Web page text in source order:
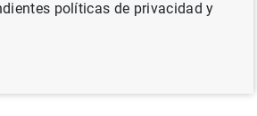
y sociedades no fin...
políticas de privacidad y